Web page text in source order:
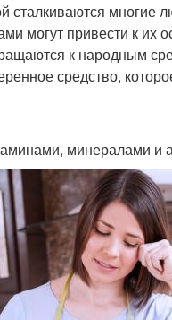
сталкиваются многие
могут привести к
к народным
средство,
минералами и